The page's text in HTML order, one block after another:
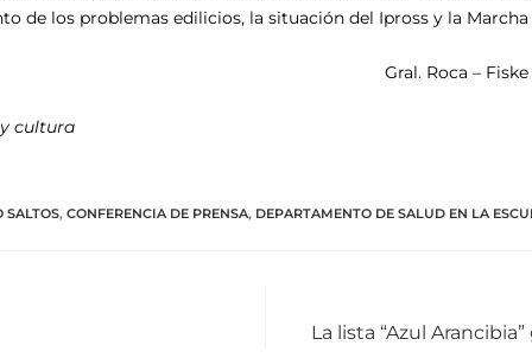
de los problemas edilicios, la situación del Ipross y la
Gral. Roca –
cultura
SALTOS, CONFERENCIA DE PRENSA, DEPARTAMENTO DE SALUD EN LA
La lista “Azul